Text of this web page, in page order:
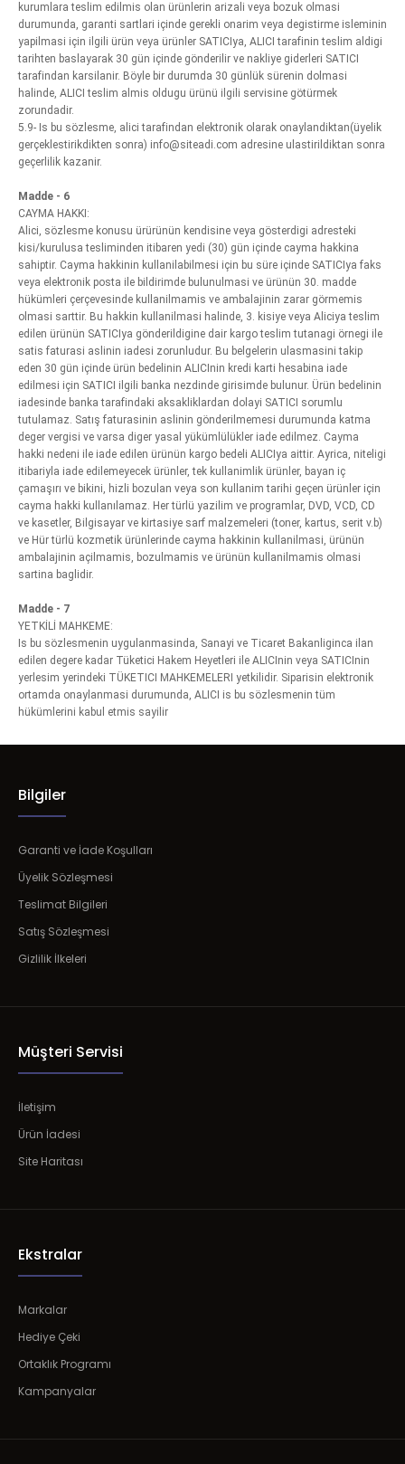
kurumlara teslim edilmis olan ürünlerin arizali veya bozuk olmasi
durumunda, garanti sartlari içinde gerekli onarim veya degistirme isleminin
yapilmasi için ilgili ürün veya ürünler SATICIya, ALICI tarafinin teslim aldigi
tarihten baslayarak 30 gün içinde gönderilir ve nakliye giderleri SATICI
tarafindan karsilanir. Böyle bir durumda 30 günlük sürenin dolmasi
halinde, ALICI teslim almis oldugu ürünü ilgili servisine götürmek
zorundadir.
5.9- Is bu sözlesme, alici tarafindan elektronik olarak onaylandiktan(üyelik
gerçeklestirikdikten sonra) info@siteadi.com adresine ulastirildiktan sonra
geçerlilik kazanir.
Madde - 6
CAYMA HAKKI:
Alici, sözlesme konusu ürürünün kendisine veya gösterdigi adresteki
kisi/kurulusa tesliminden itibaren yedi (30) gün içinde cayma hakkina
sahiptir. Cayma hakkinin kullanilabilmesi için bu süre içinde SATICIya faks
veya elektronik posta ile bildirimde bulunulmasi ve ürünün 30. madde
hükümleri çerçevesinde kullanilmamis ve ambalajinin zarar görmemis
olmasi sarttir. Bu hakkin kullanilmasi halinde, 3. kisiye veya Aliciya teslim
edilen ürünün SATICIya gönderildigine dair kargo teslim tutanagi örnegi ile
satis faturasi aslinin iadesi zorunludur. Bu belgelerin ulasmasini takip
eden 30 gün içinde ürün bedelinin ALICInin kredi karti hesabina iade
edilmesi için SATICI ilgili banka nezdinde girisimde bulunur. Ürün bedelinin
iadesinde banka tarafindaki aksakliklardan dolayi SATICI sorumlu
tutulamaz. Satış faturasinin aslinin gönderilmemesi durumunda katma
deger vergisi ve varsa diger yasal yükümlülükler iade edilmez. Cayma
hakki nedeni ile iade edilen ürünün kargo bedeli ALICIya aittir. Ayrica, niteligi
itibariyla iade edilemeyecek ürünler, tek kullanimlik ürünler, bayan iç
çamaşırı ve bikini, hizli bozulan veya son kullanim tarihi geçen ürünler için
cayma hakki kullanılamaz. Her türlü yazilim ve programlar, DVD, VCD, CD
ve kasetler, Bilgisayar ve kirtasiye sarf malzemeleri (toner, kartus, serit v.b)
ve Hür türlü kozmetik ürünlerinde cayma hakkinin kullanilmasi, ürünün
ambalajinin açilmamis, bozulmamis ve ürünün kullanilmamis olmasi
sartina baglidir.
Madde - 7
YETKİLİ MAHKEME:
Is bu sözlesmenin uygulanmasinda, Sanayi ve Ticaret Bakanliginca ilan
edilen degere kadar Tüketici Hakem Heyetleri ile ALICInin veya SATICInin
yerlesim yerindeki TÜKETICI MAHKEMELERI yetkilidir. Siparisin elektronik
ortamda onaylanmasi durumunda, ALICI is bu sözlesmenin tüm
hükümlerini kabul etmis sayilir
Bilgiler
Garanti ve İade Koşulları
Üyelik Sözleşmesi
Teslimat Bilgileri
Satış Sözleşmesi
Gizlilik İlkeleri
Müşteri Servisi
İletişim
Ürün İadesi
Site Haritası
Ekstralar
Markalar
Hediye Çeki
Ortaklık Programı
Kampanyalar